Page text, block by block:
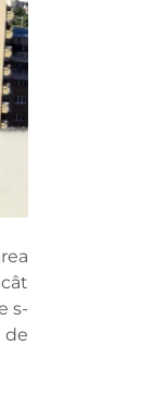
s-
de